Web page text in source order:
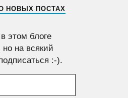
НОВЫХ ПОСТАХ
этом блоге
на всякий
:-).